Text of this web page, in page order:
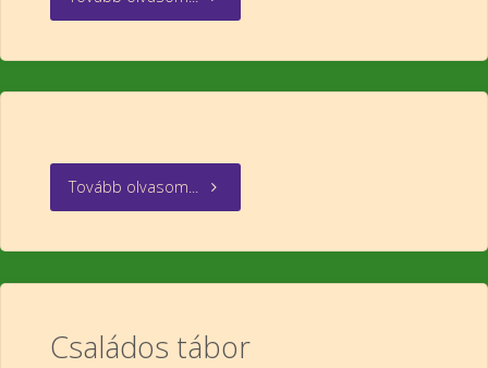
Tovább olvasom...
Családos tábor